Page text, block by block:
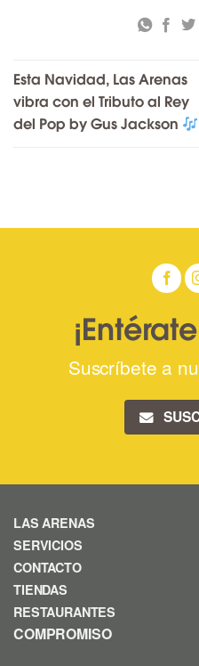
Esta Navidad, Las Arenas
vibra con el Tributo al Rey
del Pop by Gus Jackson
Suscríbete a
LAS ARENAS
SERVICIOS
CONTACTO
TIENDAS
RESTAURANTES
COMPROMISO